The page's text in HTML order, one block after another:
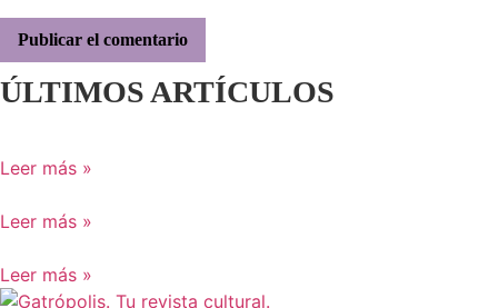
ÚLTIMOS ARTÍCULOS
Leer más »
Leer más »
Leer más »